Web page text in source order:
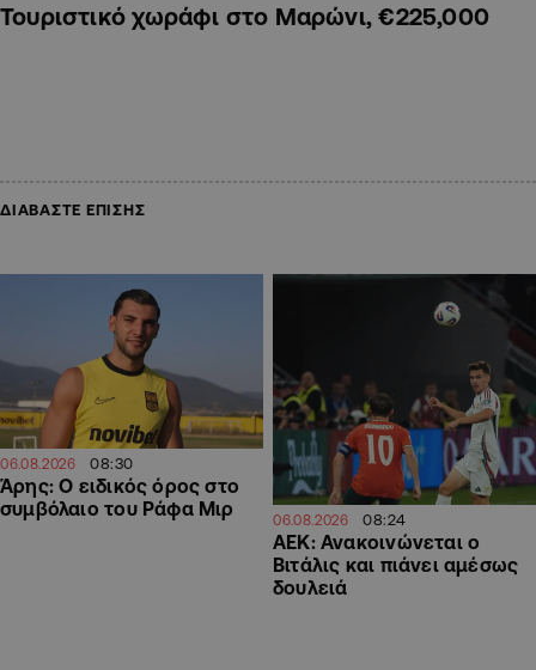
Τουριστικό χωράφι στο Μαρώνι, €225,000
ΔΙΑΒΑΣΤΕ ΕΠΙΣΗΣ
06.08.2026 08:30
Άρης: Ο ειδικός όρος στο
συμβόλαιο του Ράφα Μιρ
06.08.2026 08:24
ΑΕΚ: Ανακοινώνεται ο
Βιτάλις και πιάνει αμέσως
δουλειά